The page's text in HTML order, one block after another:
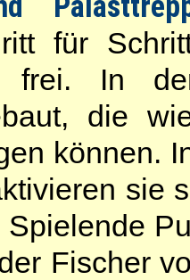
für
frei. In
die
können.
sie
Fischer